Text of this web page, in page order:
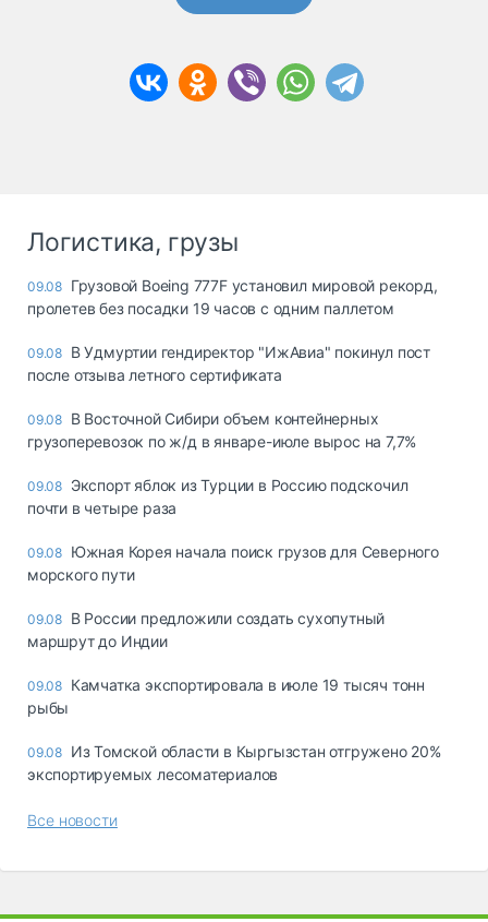
Логистика, грузы
09.08 Грузовой Boeing 777F установил мировой рекорд,
пролетев без посадки 19 часов с одним паллетом
09.08 В Удмуртии гендиректор "ИжАвиа" покинул пост
после отзыва летного сертификата
09.08 В Восточной Сибири объем контейнерных
грузоперевозок по ж/д в январе-июле вырос на 7,7%
09.08 Экспорт яблок из Турции в Россию подскочил
почти в четыре раза
09.08 Южная Корея начала поиск грузов для Северного
морского пути
09.08 В России предложили создать сухопутный
маршрут до Индии
09.08 Камчатка экспортировала в июле 19 тысяч тонн
рыбы
09.08 Из Томской области в Кыргызстан отгружено 20%
экспортируемых лесоматериалов
Все новости